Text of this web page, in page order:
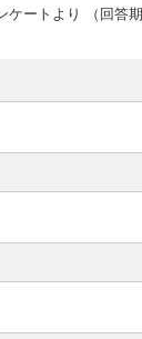
ケートより （回答